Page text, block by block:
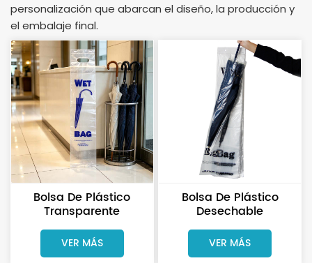
personalización que abarcan el diseño, la producción y
el embalaje final.
Bolsa De Plástico
Transparente
Desechable Para
Paraguas De Fábrica.
Bolsa Para Guardar
VER MÁS
Bolsa De Plástico
Desechable
Transparente De PE
Con Logotipo
Personalizado De
VER MÁS